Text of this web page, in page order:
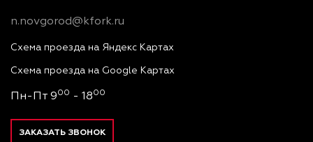
n.novgorod@kfork.ru
Схема проезда на Яндекс Картах
Схема проезда на Google Картах
Пн-Пт 900 - 1800
ЗАКАЗАТЬ ЗВОНОК